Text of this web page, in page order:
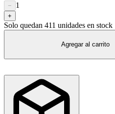
− 1
+
Solo quedan 411 unidades en stock
Agregar al carrito